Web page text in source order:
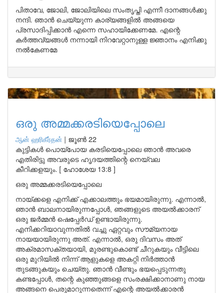
പിതാവേ, ജോലി, ജോലിയിലെ സംതൃപ്തി എന്നീ ദാനങ്ങൾക്കു
നന്ദി. ഞാൻ ചെയ്യുന്ന കാര്യങ്ങളിൽ അങ്ങയെ
പ്രസാദിപ്പിക്കാൻ എന്നെ സഹായിക്കേണമേ. എന്റെ
കർത്തവ്യങ്ങൾ നന്നായി നിറവേറ്റാനുള്ള ജ്ഞാനം എനിക്കു
നൽകേണമേ
ഒരു അമ്മക്കരടിയെപ്പോലെ
ஆன் ஹரிகீர்தன் | ജൂൺ 22
കുട്ടികൾ പൊയ്പോയ കരടിയെപ്പോലെ ഞാൻ അവരെ
എതിരിട്ടു അവരുടെ ഹൃദയത്തിന്റെ നെയ്വല
കീറിക്കളയും. [ ഹോശേയ 13:8 ]
ഒരു അമ്മക്കരടിയെപ്പോലെ
നായ്ക്കളെ എനിക്ക് എക്കാലത്തും ഭയമായിരുന്നു. എന്നാൽ,
ഞാൻ ബാലനായിരുന്നപ്പോൾ, ഞങ്ങളുടെ അയൽക്കാരന്
ഒരു ജർമ്മൻ ഷെപ്പേർഡ് ഉണ്ടായിരുന്നു.
എനിക്കറിയാവുന്നതിൽ വച്ചു ഏറ്റവും സൗമ്യനായ
നായയായിരുന്നു അത്. എന്നാൽ, ഒരു ദിവസം അത്
അക്രമാസക്തയായി, മുരണ്ടുകൊണ്ട് ചീറുകയും വീട്ടിലെ
ഒരു മുറിയിൽ നിന്ന് ആളുകളെ അകറ്റി നിർത്താൻ
തുടങ്ങുകയും ചെയ്തു. ഞാൻ വീണ്ടും ഭയപ്പെടുന്നതു
കണ്ടപ്പോൾ, തന്റെ കുഞ്ഞുങ്ങളെ സംരക്ഷിക്കാനാണു നായ
അങ്ങനെ പെരുമാറുന്നതെന്ന് എന്റെ അയൽക്കാരൻ